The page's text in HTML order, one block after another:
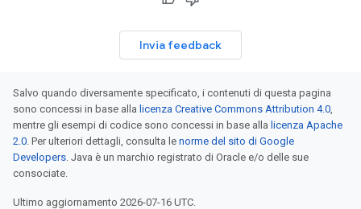
Invia feedback
Salvo quando diversamente specificato, i contenuti di questa pagina
sono concessi in base alla licenza Creative Commons Attribution 4.0,
mentre gli esempi di codice sono concessi in base alla licenza Apache
2.0. Per ulteriori dettagli, consulta le norme del sito di Google
Developers. Java è un marchio registrato di Oracle e/o delle sue
consociate.
Ultimo aggiornamento 2026-07-16 UTC.